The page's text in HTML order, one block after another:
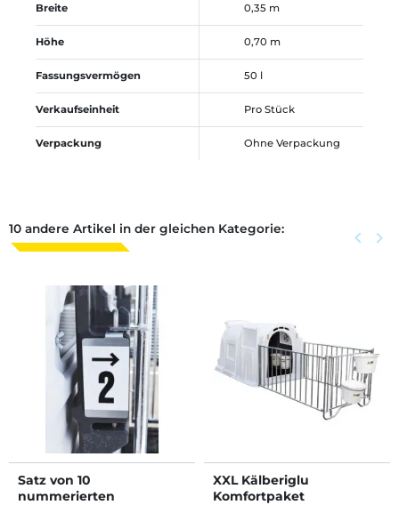
Breite 0,35 m
Höhe 0,70 m
Fassungsvermögen 50 l
Verkaufseinheit Pro Stück
Verpackung Ohne Verpackung
10 andere Artikel in der gleichen Kategorie: Zurück
keyboard_arrow_left keyboard_arrow_right
Satz von 10
nummerierten
XXL Kälberiglu
Komfortpaket